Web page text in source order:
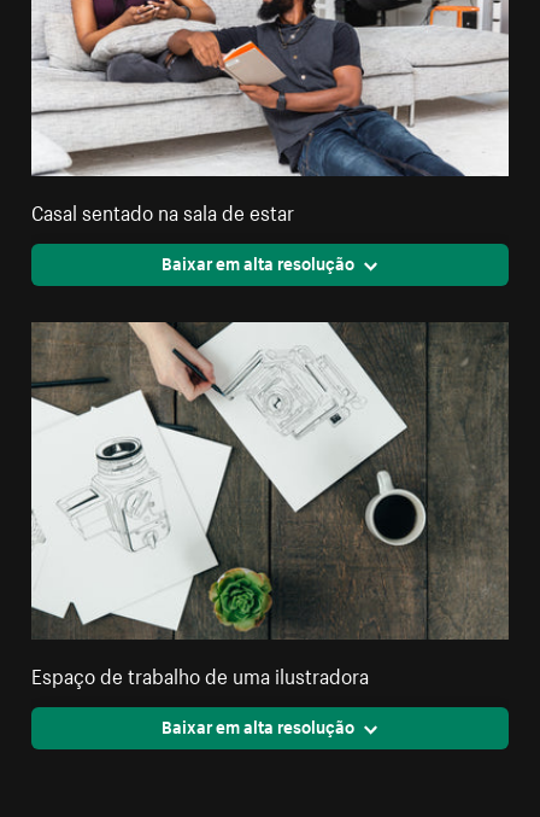
Casal sentado na sala de estar
Baixar em alta resolução
Espaço de trabalho de uma ilustradora
Baixar em alta resolução